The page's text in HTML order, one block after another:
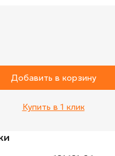
Добавить в корзину
Купить в 1 клик